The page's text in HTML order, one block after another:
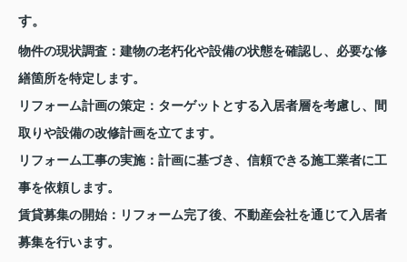
す。
物件の現状調査 ：建物の老朽化や設備の状態を確認し、必要な修
繕箇所を特定します。
リフォーム計画の策定 ：ターゲットとする入居者層を考慮し、間
取りや設備の改修計画を立てます。
リフォーム工事の実施：計画に基づき、信頼できる施工業者に工
事を依頼します。
賃貸募集の開始 ：リフォーム完了後、不動産会社を通じて入居者
募集を行います。